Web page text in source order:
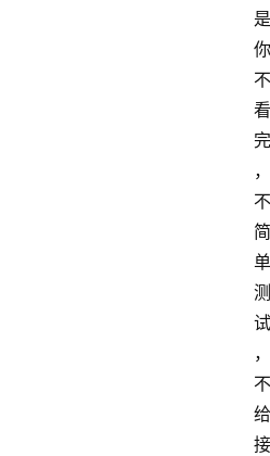
是
你
不
看
完
，
不
简
单
测
试
，
不
给
接